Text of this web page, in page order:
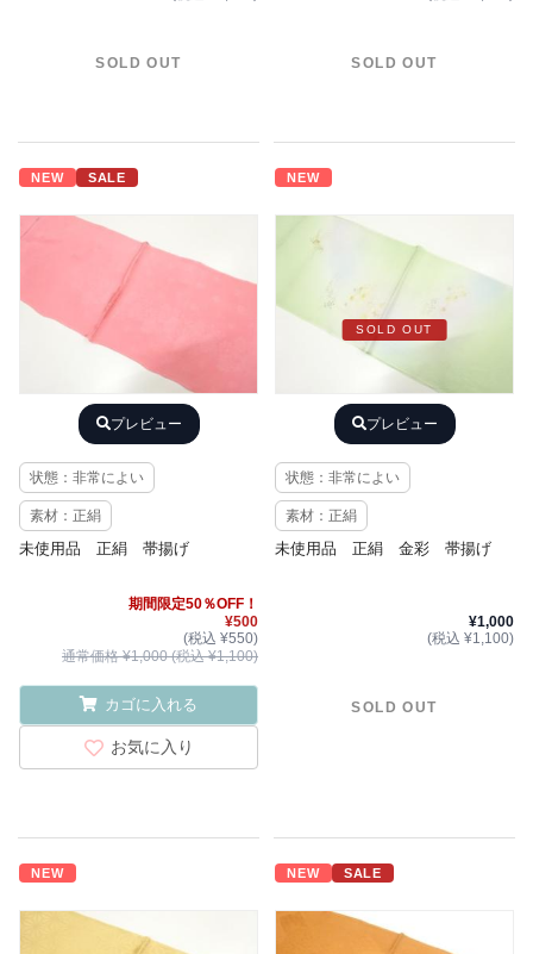
SOLD OUT SOLD OUT
NEW SALE
プレビュー
状態：非常によい
素材：正絹
未使用品 正絹 帯揚げ
期間限定50％OFF！
¥500
(税込 ¥550)
通常価格 ¥1,000 (税込 ¥1,100)
カゴに入れる
お気に入り
NEW
SOLD OUT
プレビュー
状態：非常によい
素材：正絹
未使用品 正絹 金彩 帯揚げ
¥1,000
(税込 ¥1,100)
SOLD OUT
NEW NEW SALE